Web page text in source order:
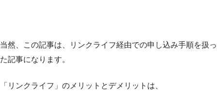
当然、この記事は、リンクライフ経由での申し込み手順を扱っ
た記事になります。
「リンクライフ」のメリットとデメリットは、